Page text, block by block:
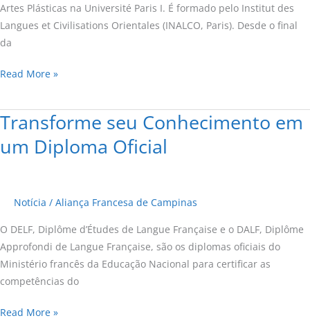
Artes Plásticas na Université Paris I. É formado pelo Institut des
Langues et Civilisations Orientales (INALCO, Paris). Desde o final
da
Read More »
Transforme seu Conhecimento em
um Diploma Oficial
Notícia / Aliança Francesa de Campinas
O DELF, Diplôme d’Études de Langue Française e o DALF, Diplôme
Approfondi de Langue Française, são os diplomas oficiais do
Ministério francês da Educação Nacional para certificar as
competências do
Transforme
Conhecimento
Diploma
Read More »